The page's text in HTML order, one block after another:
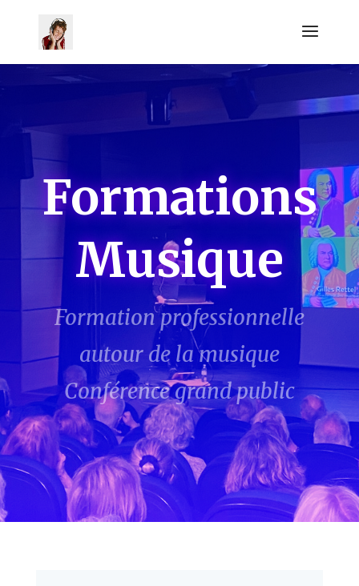
Formations
Musique
Formation professionnelle
autour de la musique
Conférence grand public